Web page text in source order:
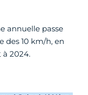
annuelle passe
des 10 km/h, en
à 2024.